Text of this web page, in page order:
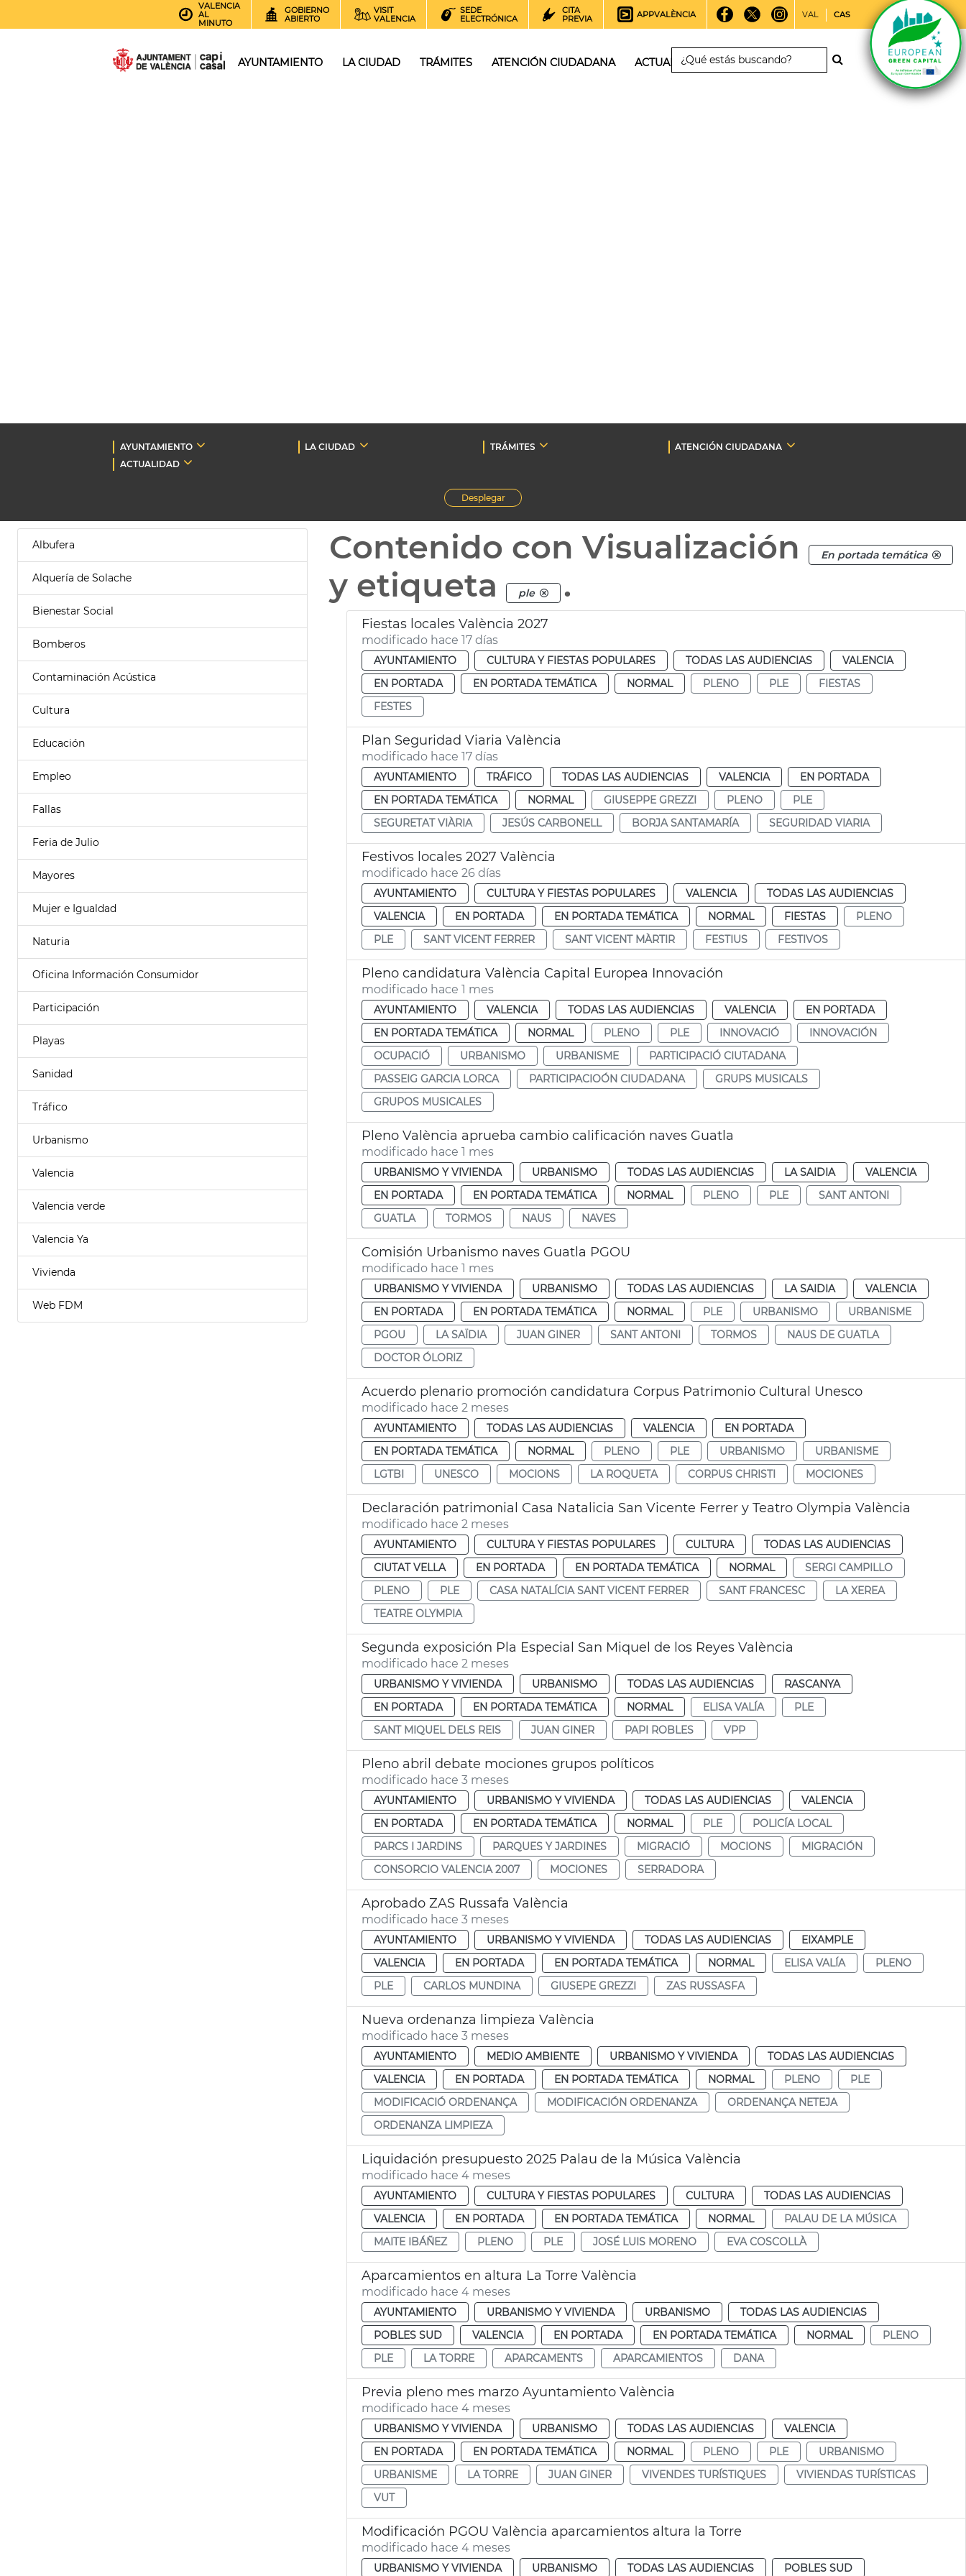
VALENCIA
AL
MINUTO
GOBIERNO
ABIERTO
VISIT
VALENCIA
SEDE
ELECTRÓNICA
CITA
PREVIA
APPVALÈNCIA VAL CAS
AYUNTAMIENTO LA CIUDAD TRÁMITES ATENCIÓN CIUDADANA ACTUALIDAD
AYUNTAMIENTO LA CIUDAD TRÁMITES
ATENCIÓN CIUDADANA
ACTUALIDAD
Desplegar
Albufera
Alquería de Solache
Bienestar Social
Bomberos
Contaminación Acústica
Cultura
Educación
Empleo
Fallas
Feria de Julio
Mayores
Mujer e Igualdad
Naturia
Oficina Información Consumidor
Participación
Playas
Sanidad
Tráfico
Urbanismo
Valencia
Valencia verde
Valencia Ya
Vivienda
Web FDM
Contenido con Visualización En portada temática
y etiqueta ple .
Fiestas locales València 2027
modificado hace 17 días
AYUNTAMIENTO CULTURA Y FIESTAS POPULARES TODAS LAS AUDIENCIAS
VALENCIA
EN PORTADA
EN PORTADA TEMÁTICA NORMAL PLENO PLE
FIESTAS
FESTES
Plan Seguridad Viaria València
modificado hace 17 días
AYUNTAMIENTO TRÁFICO TODAS LAS AUDIENCIAS VALENCIA
EN PORTADA
EN PORTADA TEMÁTICA
NORMAL GIUSEPPE GREZZI PLENO
PLE
SEGURETAT VIÀRIA
JESÚS CARBONELL BORJA SANTAMARÍA SEGURIDAD VIARIA
Festivos locales 2027 València
modificado hace 26 días
AYUNTAMIENTO CULTURA Y FIESTAS POPULARES VALENCIA
TODAS LAS AUDIENCIAS
VALENCIA
EN PORTADA EN PORTADA TEMÁTICA NORMAL FIESTAS
PLENO
PLE
SANT VICENT FERRER SANT VICENT MÀRTIR FESTIUS FESTIVOS
Pleno candidatura València Capital Europea Innovación
modificado hace 1 mes
AYUNTAMIENTO VALENCIA TODAS LAS AUDIENCIAS VALENCIA
EN PORTADA
EN PORTADA TEMÁTICA
NORMAL PLENO PLE INNOVACIÓ
INNOVACIÓN
OCUPACIÓ
URBANISMO URBANISME
PARTICIPACIÓ CIUTADANA
PASSEIG GARCIA LORCA
PARTICIPACIOÓN CIUDADANA
GRUPS MUSICALS
GRUPOS MUSICALES
Pleno València aprueba cambio calificación naves Guatla
modificado hace 1 mes
URBANISMO Y VIVIENDA URBANISMO TODAS LAS AUDIENCIAS LA SAIDIA
VALENCIA
EN PORTADA
EN PORTADA TEMÁTICA NORMAL PLENO PLE
SANT ANTONI
GUATLA
TORMOS NAUS NAVES
Comisión Urbanismo naves Guatla PGOU
modificado hace 1 mes
URBANISMO Y VIVIENDA URBANISMO TODAS LAS AUDIENCIAS LA SAIDIA
VALENCIA
EN PORTADA
EN PORTADA TEMÁTICA NORMAL PLE URBANISMO
URBANISME
PGOU
LA SAÏDIA JUAN GINER SANT ANTONI TORMOS
NAUS DE GUATLA
DOCTOR ÓLORIZ
Acuerdo plenario promoción candidatura Corpus Patrimonio Cultural Unesco
modificado hace 2 meses
AYUNTAMIENTO TODAS LAS AUDIENCIAS VALENCIA
EN PORTADA
EN PORTADA TEMÁTICA
NORMAL PLENO PLE URBANISMO
URBANISME
LGTBI
UNESCO MOCIONS LA ROQUETA CORPUS CHRISTI MOCIONES
Declaración patrimonial Casa Natalicia San Vicente Ferrer y Teatro Olympia València
modificado hace 2 meses
AYUNTAMIENTO CULTURA Y FIESTAS POPULARES CULTURA
TODAS LAS AUDIENCIAS
CIUTAT VELLA
EN PORTADA EN PORTADA TEMÁTICA NORMAL
SERGI CAMPILLO
PLENO
PLE CASA NATALÍCIA SANT VICENT FERRER SANT FRANCESC
LA XEREA
TEATRE OLYMPIA
Segunda exposición Pla Especial San Miquel de los Reyes València
modificado hace 2 meses
URBANISMO Y VIVIENDA URBANISMO TODAS LAS AUDIENCIAS
RASCANYA
EN PORTADA
EN PORTADA TEMÁTICA NORMAL ELISA VALÍA
PLE
SANT MIQUEL DELS REIS
JUAN GINER PAPI ROBLES VPP
Pleno abril debate mociones grupos políticos
modificado hace 3 meses
AYUNTAMIENTO URBANISMO Y VIVIENDA TODAS LAS AUDIENCIAS
VALENCIA
EN PORTADA
EN PORTADA TEMÁTICA NORMAL PLE
POLICÍA LOCAL
PARCS I JARDINS
PARQUES Y JARDINES MIGRACIÓ MOCIONS
MIGRACIÓN
CONSORCIO VALENCIA 2007
MOCIONES SERRADORA
Aprobado ZAS Russafa València
modificado hace 3 meses
AYUNTAMIENTO URBANISMO Y VIVIENDA TODAS LAS AUDIENCIAS
EIXAMPLE
VALENCIA
EN PORTADA EN PORTADA TEMÁTICA NORMAL ELISA VALÍA
PLENO
PLE
CARLOS MUNDINA GIUSEPE GREZZI ZAS RUSSASFA
Nueva ordenanza limpieza València
modificado hace 3 meses
AYUNTAMIENTO MEDIO AMBIENTE URBANISMO Y VIVIENDA
TODAS LAS AUDIENCIAS
VALENCIA
EN PORTADA EN PORTADA TEMÁTICA NORMAL PLENO
PLE
MODIFICACIÓ ORDENANÇA
MODIFICACIÓN ORDENANZA
ORDENANÇA NETEJA
ORDENANZA LIMPIEZA
Liquidación presupuesto 2025 Palau de la Música València
modificado hace 4 meses
AYUNTAMIENTO CULTURA Y FIESTAS POPULARES CULTURA
TODAS LAS AUDIENCIAS
VALENCIA
EN PORTADA EN PORTADA TEMÁTICA NORMAL
PALAU DE LA MÚSICA
MAITE IBÁÑEZ
PLENO PLE JOSÉ LUIS MORENO EVA COSCOLLÀ
Aparcamientos en altura La Torre València
modificado hace 4 meses
AYUNTAMIENTO URBANISMO Y VIVIENDA URBANISMO
TODAS LAS AUDIENCIAS
POBLES SUD
VALENCIA EN PORTADA EN PORTADA TEMÁTICA NORMAL
PLENO
PLE
LA TORRE APARCAMENTS APARCAMIENTOS DANA
Previa pleno mes marzo Ayuntamiento València
modificado hace 4 meses
URBANISMO Y VIVIENDA URBANISMO TODAS LAS AUDIENCIAS
VALENCIA
EN PORTADA
EN PORTADA TEMÁTICA NORMAL PLENO PLE
URBANISMO
URBANISME
LA TORRE JUAN GINER VIVENDES TURÍSTIQUES
VIVIENDAS TURÍSTICAS
VUT
Modificación PGOU València aparcamientos altura la Torre
modificado hace 4 meses
URBANISMO Y VIVIENDA URBANISMO TODAS LAS AUDIENCIAS POBLES SUD